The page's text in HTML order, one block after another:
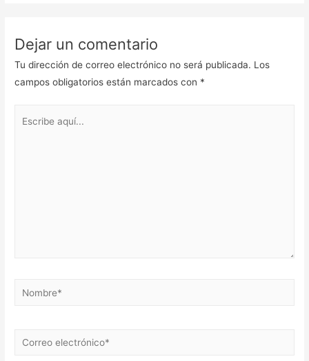
Dejar un comentario
Tu dirección de correo electrónico no será publicada. Los
campos obligatorios están marcados con *
Nombre*
Correo